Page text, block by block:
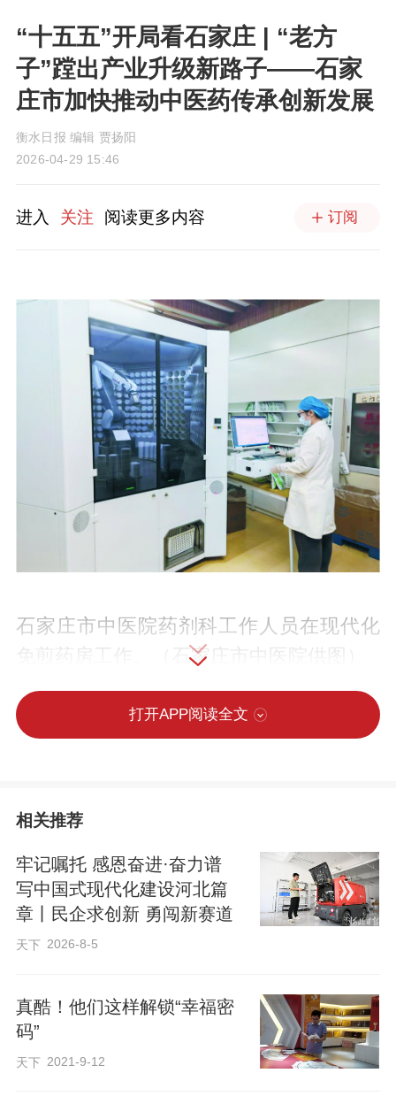
“十五五”开局看石家庄 | “老方
子”蹚出产业升级新路子——石家
庄市加快推动中医药传承创新发展
衡水日报 编辑 贾扬阳
2026-04-29 15:46
进入 关注 阅读更多内容 订阅
石家庄市中医院药剂科工作人员在现代化
免煎药房工作。（石家庄市中医院供图）
石家庄市中医院制剂室车间内，药剂
剂；神威药业的“智慧工厂”里，数字化生产
市全流程加速落地；中医适宜技术推广中
心内，基层医务人员正在认真学习针灸、
推拿、拔罐等中医特色技法，传统诊疗技
艺在基层落地生根、惠及百姓……
作为中医药传承创新发展示范项目城
市，石家庄市医疗机构、医药企业正通过
打开APP阅读全文
相关推荐
牢记嘱托 感恩奋进·奋力谱
写中国式现代化建设河北篇
章丨民企求创新 勇闯新赛道
天下 2026-8-5
真酷！他们这样解锁“幸福密
码”
天下 2021-9-12